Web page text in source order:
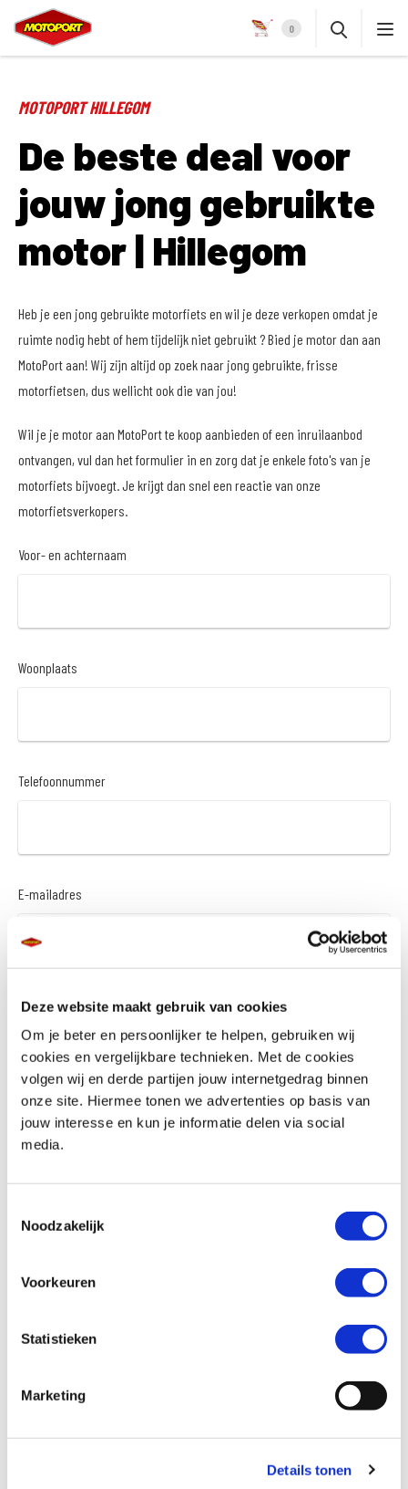
Deze website maakt gebruik van cookies
Om je beter en persoonlijker te helpen, gebruiken wij
cookies en vergelijkbare technieken. Met de cookies
volgen wij en derde partijen jouw internetgedrag binnen
onze site. Hiermee tonen we advertenties op basis van
jouw interesse en kun je informatie delen via social
media.
Noodzakelijk
Voorkeuren
Statistieken
Marketing
Details tonen
0
MOTOPORT HILLEGOM
De beste deal voor
jouw jong gebruikte
motor | Hillegom
Heb je een jong gebruikte motorfiets en wil je deze verkopen omdat je
ruimte nodig hebt of hem tijdelijk niet gebruikt ? Bied je motor dan aan
MotoPort aan! Wij zijn altijd op zoek naar jong gebruikte, frisse
motorfietsen, dus wellicht ook die van jou!
Wil je je motor aan MotoPort te koop aanbieden of een inruilaanbod
ontvangen, vul dan het formulier in en zorg dat je enkele foto's van je
motorfiets bijvoegt. Je krijgt dan snel een reactie van onze
motorfietsverkopers.
Voor- en achternaam
Woonplaats
Telefoonnummer
E-mailadres
Gegevens motor :
Merk
Bouwjaar
Kilometerstand